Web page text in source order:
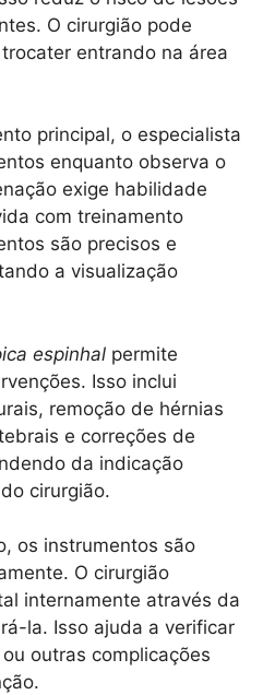
O cirurgião pode
entrando na área
principal, o especialista
enquanto observa o
exige habilidade
com treinamento
são precisos e
a visualização
espinhal permite
Isso inclui
remoção de hérnias
e correções de
da indicação
cirurgião.
os instrumentos são
O cirurgião
internamente através da
la. Isso ajuda a verificar
outras complicações